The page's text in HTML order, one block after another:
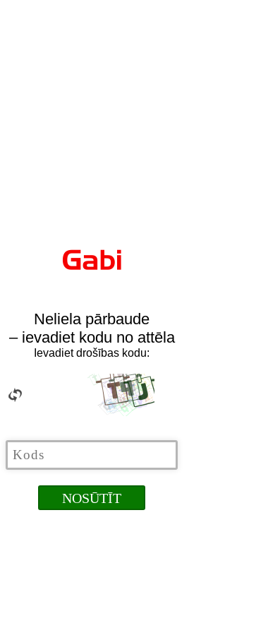
Neliela pārbaude
– ievadiet kodu no attēla
Ievadiet drošības kodu: